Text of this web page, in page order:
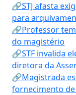
🔗STJ afasta
para
🔗Professor
do magistério
🔗STF invalida
diretora da
🔗Magistrada
fornecimento